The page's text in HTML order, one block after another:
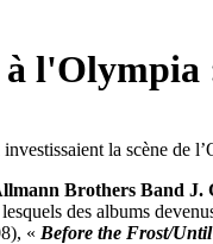
à
la scène de
Brothers Band J.
des albums
« Before the Frost/Until